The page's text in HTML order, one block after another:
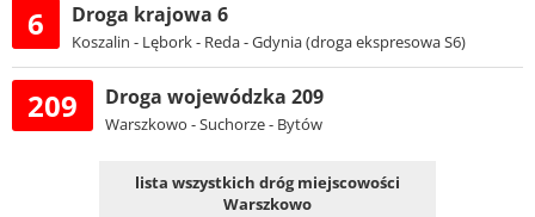
6 Droga krajowa 6
Koszalin - Lębork - Reda - Gdynia (droga ekspresowa S6)
209 Droga wojewódzka 209
Warszkowo - Suchorze - Bytów
lista wszystkich dróg miejscowości
Warszkowo